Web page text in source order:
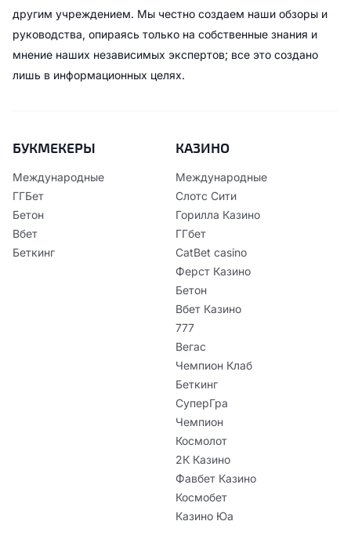
другим учреждением. Мы честно создаем наши обзоры и
руководства, опираясь только на собственные знания и
мнение наших независимых экспертов; все это создано
лишь в информационных целях.
БУКМЕКЕРЫ
Международные
ГГБет
Бетон
Вбет
Беткинг
КАЗИНО
Международные
Слотс Сити
Горилла Казино
ГГбет
CatBet casino
Ферст Казино
Бетон
Вбет Казино
777
Вегас
Чемпион Клаб
Беткинг
СуперГра
Чемпион
Космолот
2К Казино
Фавбет Казино
Космобет
Казино Юа